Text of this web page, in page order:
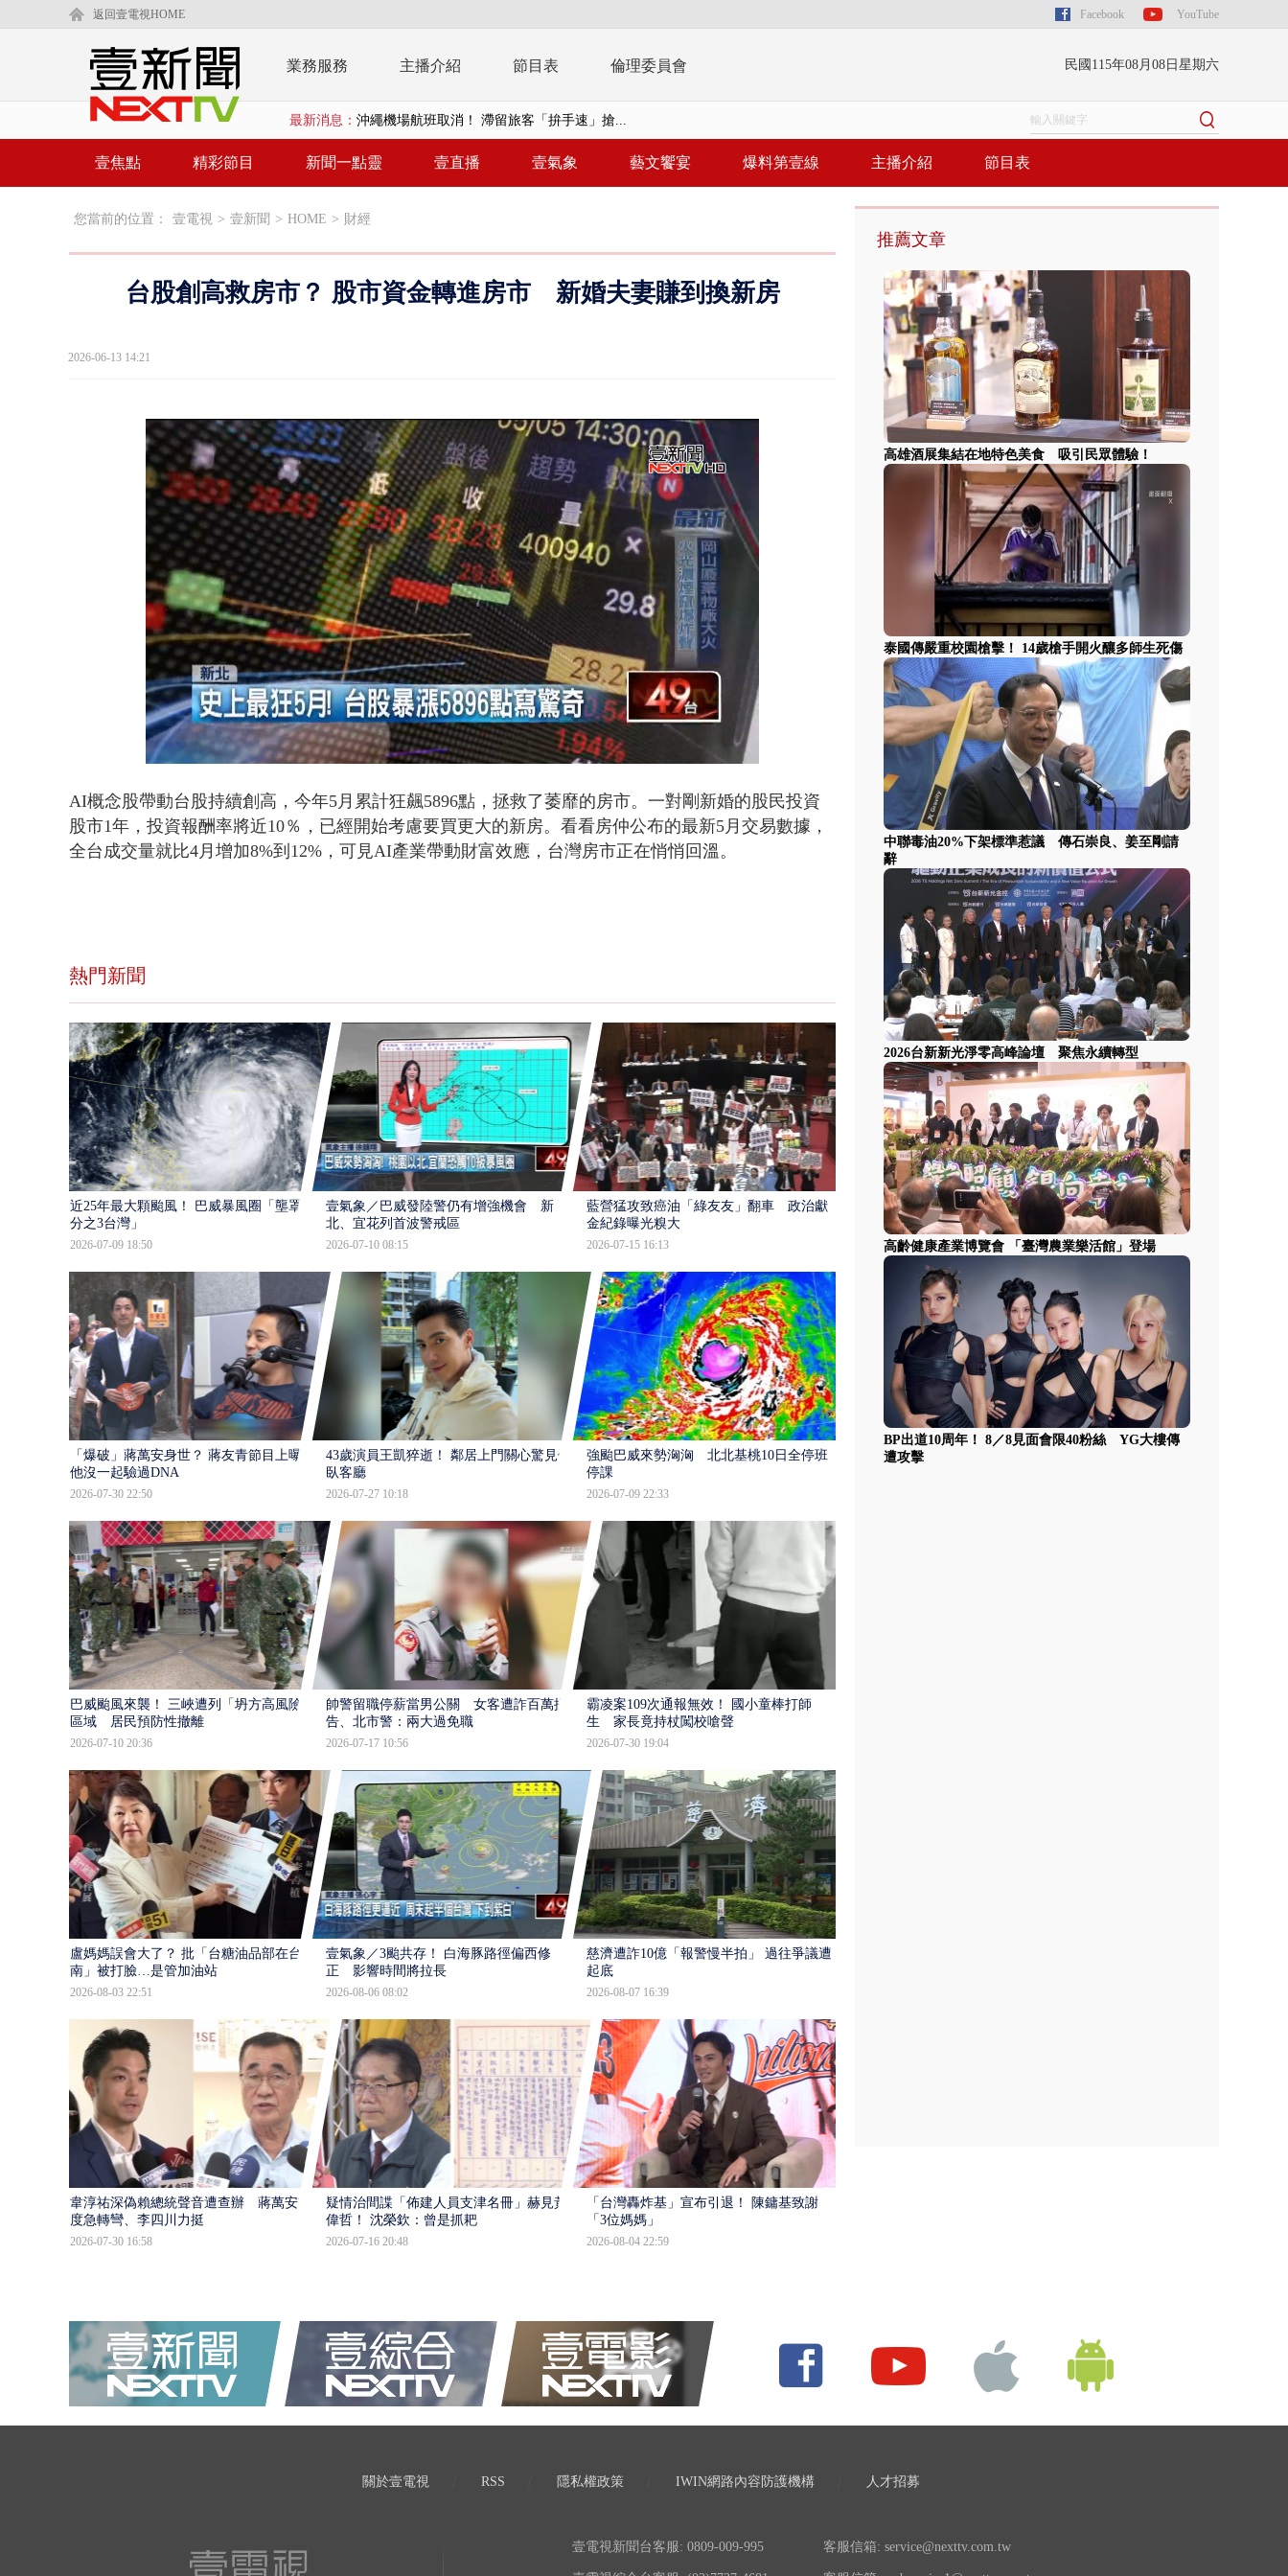
返回壹電視HOME Facebook YouTube
業務服務 主播介紹 節目表 倫理委員會 民國115年08月08日星期六
最新消息： 沖繩機場航班取消！ 滯留旅客「拚手速」搶...
泰國傳嚴重校園槍擊！ 14歲槍手開火釀多師...
父親節限定！ 「一鴨三吃」、「客家攪福」...
白海豚海警！ 雨彈將炸台中以北 不排除明...
壹焦點 精彩節目 新聞一點靈 壹直播 壹氣象 藝文饗宴 爆料第壹線 主播介紹 節目表
您當前的位置： 壹電視 > 壹新聞 > HOME > 財經
台股創高救房市？ 股市資金轉進房市 新婚夫妻賺到換新房
2026-06-13 14:21
Unmute Loaded :
46.25%
AI概念股帶動台股持續創高，今年5月累計狂飆5896點，拯救了萎靡的房市。一對剛新婚的股民投資
股市1年，投資報酬率將近10％，已經開始考慮要買更大的新房。看看房仲公布的最新5月交易數據，
全台成交量就比4月增加8%到12%，可見AI產業帶動財富效應，台灣房市正在悄悄回溫。
熱門新聞
近25年最大顆颱風！ 巴威暴風圈「壟罩4
分之3台灣」
2026-07-09 18:50
壹氣象／巴威發陸警仍有增強機會 新
北、宜花列首波警戒區
2026-07-10 08:15
藍營猛攻致癌油「綠友友」翻車 政治獻
金紀錄曝光糗大
2026-07-15 16:13
「爆破」蔣萬安身世？ 蔣友青節目上曝：
他沒一起驗過DNA
2026-07-30 22:50
43歲演員王凱猝逝！ 鄰居上門關心驚見倒
臥客廳
2026-07-27 10:18
強颱巴威來勢洶洶 北北基桃10日全停班
停課
2026-07-09 22:33
巴威颱風來襲！ 三峽遭列「坍方高風險」
區域 居民預防性撤離
2026-07-10 20:36
帥警留職停薪當男公關 女客遭詐百萬提
告、北市警：兩大過免職
2026-07-17 10:56
霸凌案109次通報無效！ 國小童棒打師
生 家長竟持杖闖校嗆聲
2026-07-30 19:04
盧媽媽誤會大了？ 批「台糖油品部在台
南」被打臉…是管加油站
2026-08-03 22:51
壹氣象／3颱共存！ 白海豚路徑偏西修
正 影響時間將拉長
2026-08-06 08:02
慈濟遭詐10億「報警慢半拍」 過往爭議遭
起底
2026-08-07 16:39
韋淳祐深偽賴總統聲音遭查辦 蔣萬安態
度急轉彎、李四川力挺
2026-07-30 16:58
疑情治間諜「佈建人員支津名冊」赫見黃
偉哲！ 沈榮欽：曾是抓耙
2026-07-16 20:48
「台灣轟炸基」宣布引退！ 陳鏞基致謝
「3位媽媽」
2026-08-04 22:59
推薦文章
高雄酒展集結在地特色美食 吸引民眾體驗！
泰國傳嚴重校園槍擊！ 14歲槍手開火釀多師生死傷
中聯毒油20%下架標準惹議 傳石崇良、姜至剛請
辭
2026台新新光淨零高峰論壇 聚焦永續轉型
高齡健康產業博覽會 「臺灣農業樂活館」登場
BP出道10周年！ 8／8見面會限40粉絲 YG大樓傳
遭攻擊
關於壹電視 RSS 隱私權政策 IWIN網路內容防護機構 人才招募
壹電視新聞台客服: 0809-009-995 客服信箱: service@nexttv.com.tw